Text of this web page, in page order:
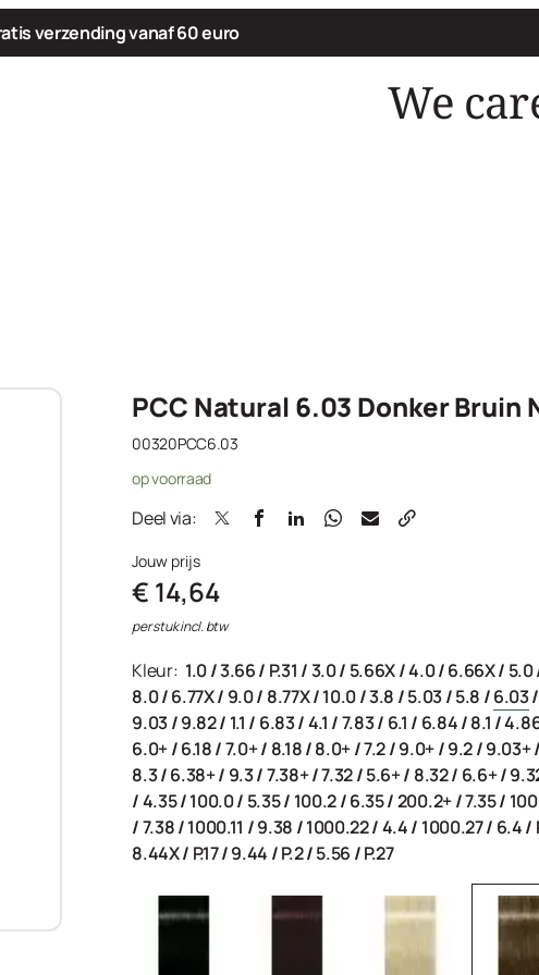
verzending vanaf 60 euro
We
PCC Natural 6.03 Donker Bruin
00320PCC6.03
op voorraad
Deel via:
Jouw prijs
€ 14,64
per stuk incl. btw
Kleur: 1.0/3.66/ P.31 /3.0/ 5.66X/4.0/6.66X/ 5.0
8.0/6.77X/ 9.0/ 8.77X/10.0/3.8 /5.03/5.8 /6.03/
9.03/9.82/ 1.1 / 6.83/4.1 /7.83/ 6.1 / 6.84/8.1 /
6.0+/6.18/7.0+/ 8.18/8.0+/7.2/9.0+/9.2/9.03+/
8.3/6.38+/ 9.3/7.38+/7.32/5.6+/ 8.32/ 6.6+/
/4.35/100.0/ 5.35/ 100.2/6.35/200.2+/7.35/
/7.38/1000.11 /9.38 /1000.22/4.4/ 1000.27/ 6.4/
8.44X/ P.17/9.44 /P.2/5.56 /P.27